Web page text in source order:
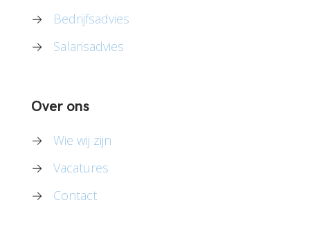
→
Bedrijfsadvies
→
Salarisadvies
Over ons
→
Wie wij zijn
→
Vacatures
→
Contact